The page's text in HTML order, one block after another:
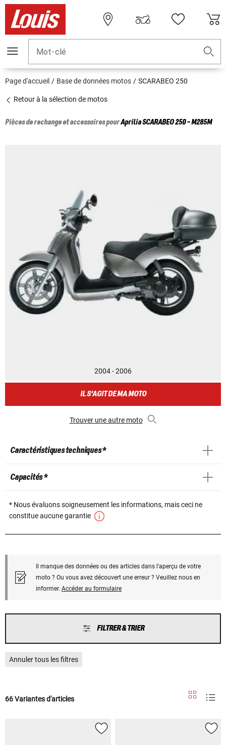
Mot-clé
Page d'accueil Base de données motos SCARABEO 250
Retour à la sélection de motos
Pièces de rechange et accessoires pourApriliaSCARABEO 250 - M285M
2004 - 2006
IL S'AGIT DE MA MOTO
Trouver une autre moto
Caractéristiques techniques *
Capacités *
* Nous évaluons soigneusement les informations, mais ceci ne
constitue aucune garantie
Il manque des données ou des articles dans l'aperçu de votre
moto ? Ou vous avez découvert une erreur ? Veuillez nous en
informer. Accéder au formulaire
FILTRER & TRIER
Annuler tous les filtres
66 Variantes d'articles